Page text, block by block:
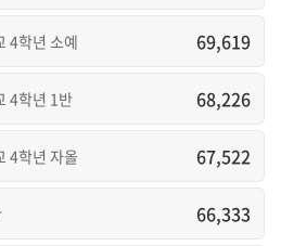
4학년 소예 69,619
4학년 1반 68,226
4학년 자올 67,522
66,333